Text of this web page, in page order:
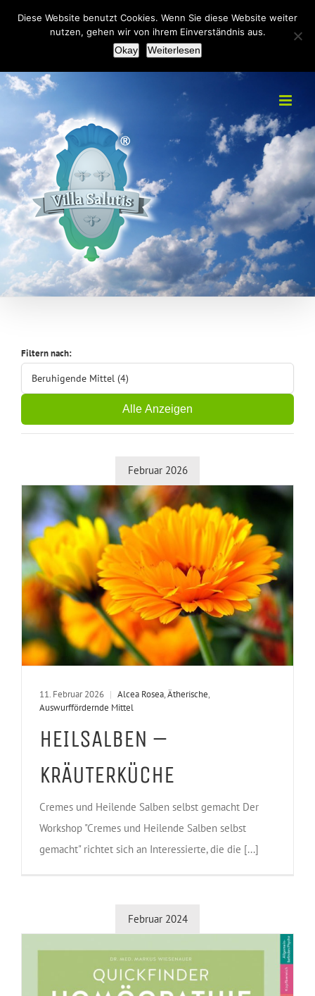
+49(0)2151 451092 info@villa-salutis.de
Facebook
Filtern nach:
Beruhigende Mittel (4)
Alle Anzeigen
Februar 2026
11. Februar 2026 | Alcea Rosea,Ätherische,
Auswurffördernde Mittel
HEILSALBEN –
KRÄUTERKÜCHE
Cremes und Heilende Salben selbst gemacht Der
Workshop "Cremes und Heilende Salben selbst
gemacht" richtet sich an Interessierte, die die [...]
Februar 2024
Diese Website benutzt Cookies. Wenn Sie diese Website weiter
nutzen, gehen wir von ihrem Einverständnis aus.
Okay
Weiterlesen